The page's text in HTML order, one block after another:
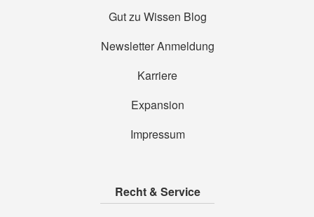
Gut zu Wissen Blog
Newsletter Anmeldung
Karriere
Expansion
Impressum
Recht & Service